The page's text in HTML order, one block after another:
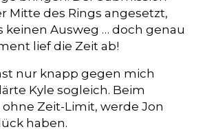
Mitte des Rings angesetzt,
keinen Ausweg … doch genau
lief die Zeit ab!
nur knapp gegen mich
Kyle sogleich. Beim
Zeit-Limit, werde Jon
haben.